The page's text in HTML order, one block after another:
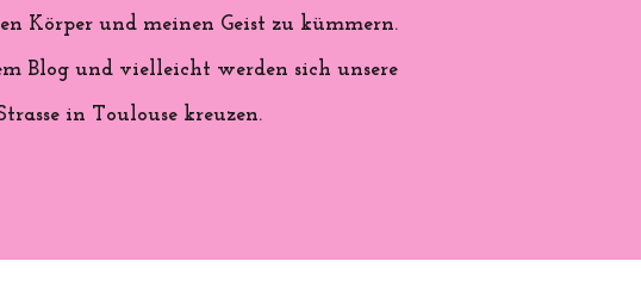
Körper und meinen Geist zu kümmern.
Blog und vielleicht werden sich unsere
in Toulouse kreuzen.